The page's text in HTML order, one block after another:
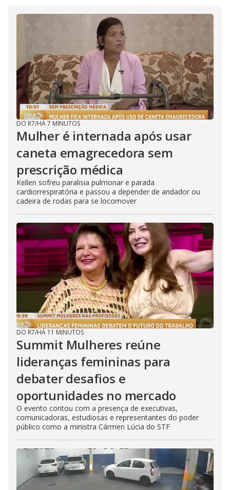
DO R7/HÁ 7 MINUTOS
Mulher é internada após usar
caneta emagrecedora sem
prescrição médica
Kellen sofreu paralisia pulmonar e parada
cardiorrespiratória e passou a depender de andador ou
cadeira de rodas para se locomover
DO R7/HÁ 11 MINUTOS
Summit Mulheres reúne
lideranças femininas para
debater desafios e
oportunidades no mercado
O evento contou com a presença de executivas,
comunicadoras, estudiosas e representantes do poder
público como a ministra Cármen Lúcia do STF